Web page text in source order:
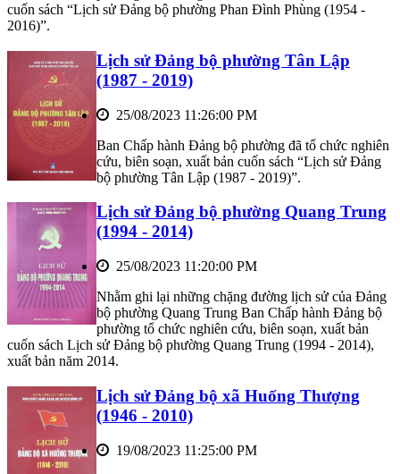
cuốn sách “Lịch sử Đảng bộ phường Phan Đình Phùng (1954 -
2016)”.
Lịch sử Đảng bộ phường Tân Lập
(1987 - 2019)
25/08/2023 11:26:00 PM
Ban Chấp hành Đảng bộ phường đã tổ chức nghiên
cứu, biên soạn, xuất bản cuốn sách “Lịch sử Đảng
bộ phường Tân Lập (1987 - 2019)”.
Lịch sử Đảng bộ phường Quang Trung
(1994 - 2014)
25/08/2023 11:20:00 PM
Nhằm ghi lại những chặng đường lịch sử của Đảng
bộ phường Quang Trung Ban Chấp hành Đảng bộ
phường tổ chức nghiên cứu, biên soạn, xuất bản
cuốn sách Lịch sử Đảng bộ phường Quang Trung (1994 - 2014),
xuất bản năm 2014.
Lịch sử Đảng bộ xã Huống Thượng
(1946 - 2010)
19/08/2023 11:25:00 PM